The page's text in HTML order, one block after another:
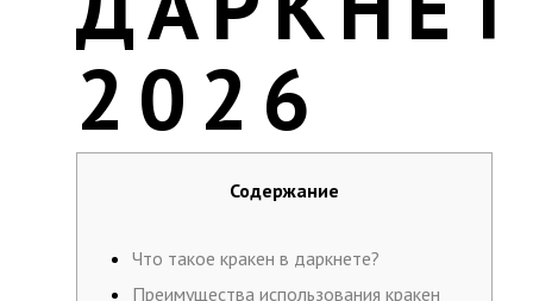
2026
Содержание
Что такое кракен в даркнете?
Преимущества использования кракен